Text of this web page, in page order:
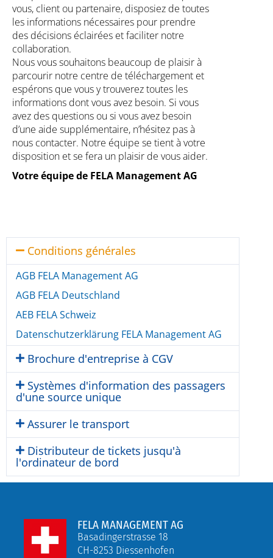
vous, client ou partenaire, disposiez de toutes
les informations nécessaires pour prendre
des décisions éclairées et faciliter notre
collaboration.
Nous vous souhaitons beaucoup de plaisir à
parcourir notre centre de téléchargement et
espérons que vous y trouverez toutes les
informations dont vous avez besoin. Si vous
avez des questions ou si vous avez besoin
d’une aide supplémentaire, n’hésitez pas à
nous contacter. Notre équipe se tient à votre
disposition et se fera un plaisir de vous aider.
Votre équipe de FELA Management AG
Conditions générales
AGB FELA Management AG
AGB FELA Deutschland
AEB FELA Schweiz
Datenschutzerklärung FELA Management AG
Brochure d'entreprise à CGV
Systèmes d'information des passagers
d'une source unique
Assurer le transport
Distributeur de tickets jusqu'à
l'ordinateur de bord
FELA MANAGEMENT AG
Basadingerstrasse 18
CH-8253 Diessenhofen